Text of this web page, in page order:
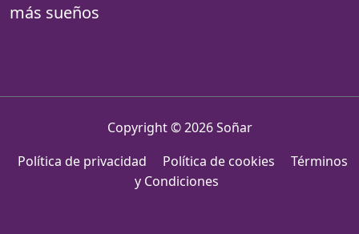
más sueños
Copyright © 2026Soñar
Política de privacidad
Política de cookies
Términos
y Condiciones